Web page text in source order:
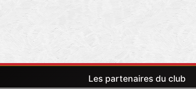
Les partenaires du club